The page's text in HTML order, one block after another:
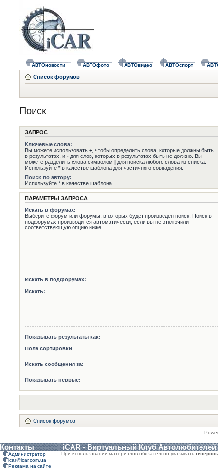
АВТОновости АВТОфото АВТОвидео АВТОспорт
Список форумов
Поиск
ЗАПРОС
Ключевые слова:
Вы можете использовать + , чтобы определить слова, которые должны быть
в результатах, и - для слов, которых в результатах быть не должно. Вы
можете разделить слова символом | для поиска любого слова из списка.
Используйте * в качестве шаблона для частичного совпадения.
Поиск по автору:
Используйте * в качестве шаблона.
ПАРАМЕТРЫ ЗАПРОСА
Искать в форумах:
Выберите форум или форумы, в которых будет произведен поиск. Поиск в
подфорумах производится автоматически, если вы не отключили
соответствующую опцию ниже.
Искать в подфорумах:
Искать:
Показывать результаты как:
Поле сортировки:
Искать сообщения за:
Показывать первые:
Список форумов
Контакты iCAR - Виртуальный Клуб Автолюбителей
Администратор
icar@icar.com.ua
Реклама на сайте
При использовании материалов обязательно указывать